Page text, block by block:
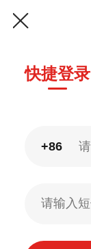
快捷登录
+86